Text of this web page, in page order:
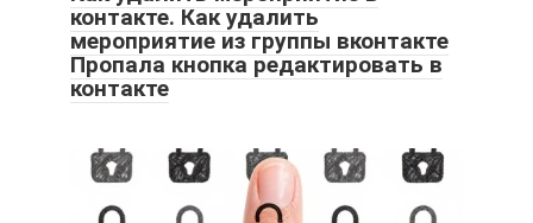
контакте. Как удалить
мероприятие из группы вконтакте
Пропала кнопка редактировать в
контакте